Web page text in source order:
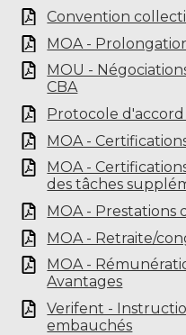
Convention
MOA -
MOU -
CBA
Protocole
MOA -
MOA -
des tâches
MOA - Prestations
MOA - Retraite/
MOA -
Avantages
Verifent -
embauchés